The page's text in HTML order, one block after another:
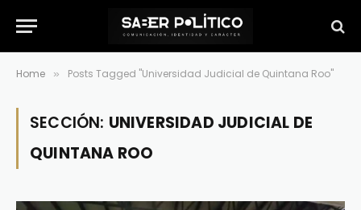
Home » Posts Tagged "Universidad Judicial de Quintana Roo"
SECCIÓN: UNIVERSIDAD JUDICIAL DE
QUINTANA ROO